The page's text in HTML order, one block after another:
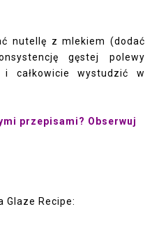
nutellę z mlekiem (dodać
gęstej polewy
i całkowicie wystudzić w
przepisami? Obserwuj
Glaze Recipe: